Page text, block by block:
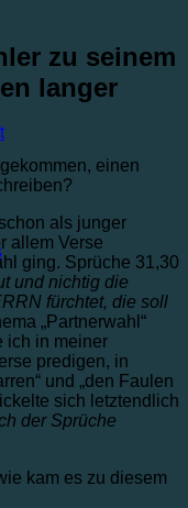
zu seinem
langer
einen
als junger
allem Verse
ging. Sprüche 31,30
und nichtig die
fürchtet, die soll
„Partnerwahl“
ich in meiner
predigen, in
und „den Faulen
sich letztendlich
der Sprüche
kam es zu diesem